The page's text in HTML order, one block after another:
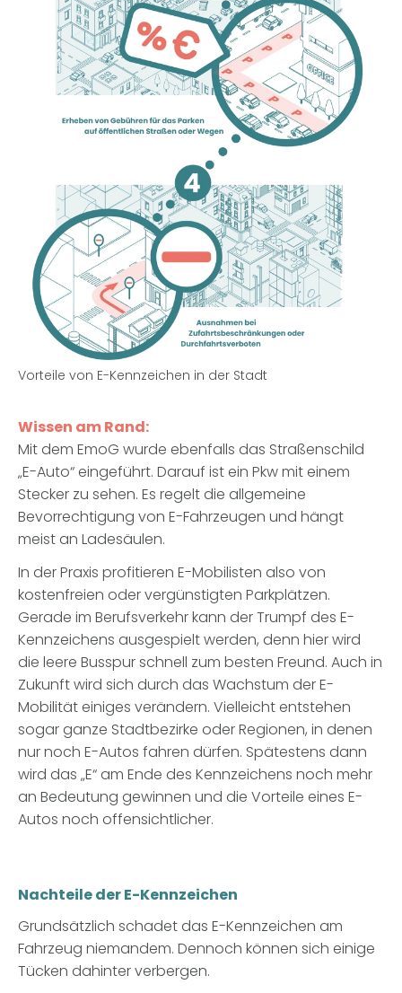
Vorteile von E-Kennzeichen in der Stadt
Wissen am Rand:
Mit dem EmoG wurde ebenfalls das Straßenschild
„E-Auto“ eingeführt. Darauf ist ein Pkw mit einem
Stecker zu sehen. Es regelt die allgemeine
Bevorrechtigung von E-Fahrzeugen und hängt
meist an Ladesäulen.
In der Praxis profitieren E-Mobilisten also von
kostenfreien oder vergünstigten Parkplätzen.
Gerade im Berufsverkehr kann der Trumpf des E-
Kennzeichens ausgespielt werden, denn hier wird
die leere Busspur schnell zum besten Freund. Auch in
Zukunft wird sich durch das Wachstum der E-
Mobilität einiges verändern. Vielleicht entstehen
sogar ganze Stadtbezirke oder Regionen, in denen
nur noch E-Autos fahren dürfen. Spätestens dann
wird das „E“ am Ende des Kennzeichens noch mehr
an Bedeutung gewinnen und die Vorteile eines E-
Autos noch offensichtlicher.
Nachteile der E-Kennzeichen
Grundsätzlich schadet das E-Kennzeichen am
Fahrzeug niemandem. Dennoch können sich einige
Tücken dahinter verbergen.